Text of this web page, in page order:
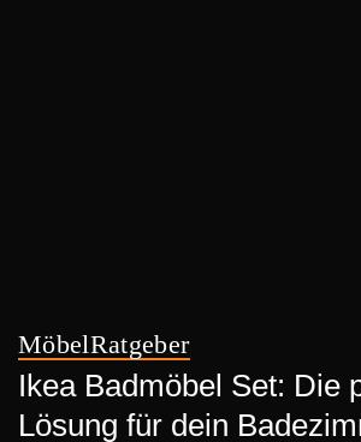
MöbelRatgeber
Ikea Badmöbel Set: Die
Lösung für dein